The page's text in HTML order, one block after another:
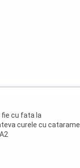
cu fata la
curele cu catarame